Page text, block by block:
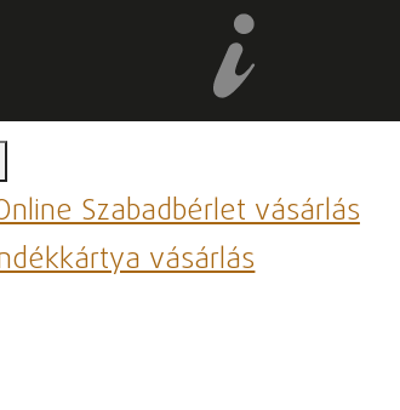
Szabadbérlet vásárlás
vásárlás